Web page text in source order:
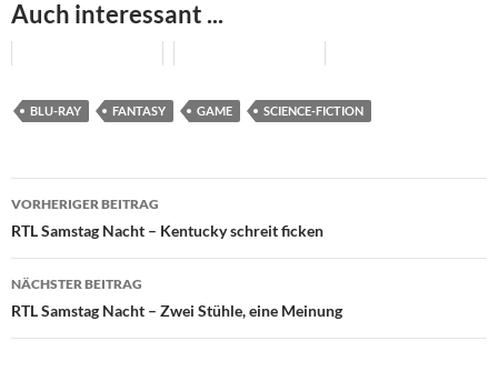
Auch interessant ...
BLU-RAY FANTASY GAME SCIENCE-FICTION
Beitragsnavigation
VORHERIGER BEITRAG
RTL Samstag Nacht – Kentucky schreit ficken
NÄCHSTER BEITRAG
RTL Samstag Nacht – Zwei Stühle, eine Meinung